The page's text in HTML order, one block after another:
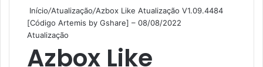
Início/Atualização/Azbox Like Atualização V1.09.4484
[Código Artemis by Gshare] – 08/08/2022
Atualização
Azbox Like